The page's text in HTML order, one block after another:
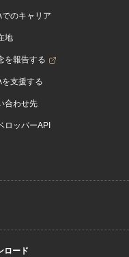
でのキャリア
地
を報告する
を支援する
合わせ先
ロッパーAPI
ロード